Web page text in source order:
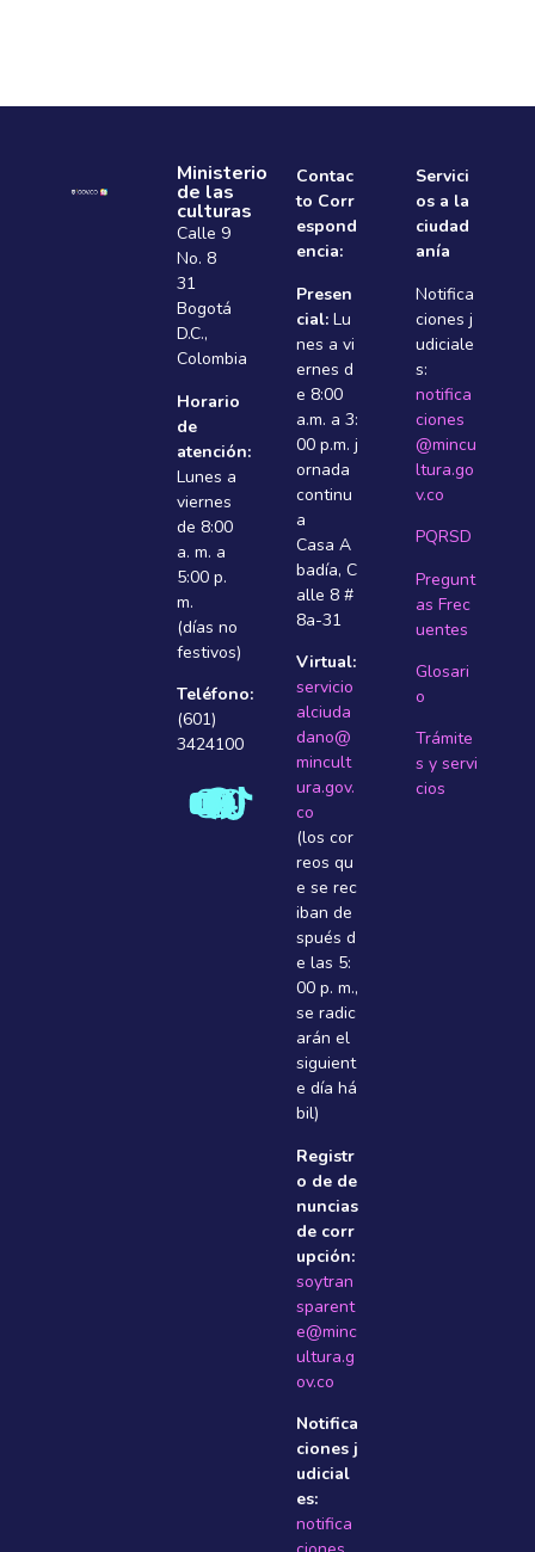
Ministerio
de las
culturas
Calle 9
No. 8
31
Bogotá
D.C.,
Colombia
Horario
de
atención:
Lunes a
viernes
de 8:00
a. m. a
5:00 p.
m.
(días no
festivos)
Teléfono:
(601)
3424100
Contac
to Corr
espond
encia:
Presen
cial: Lu
nes a vi
ernes d
e 8:00
a.m. a 3:
00 p.m. j
ornada
continu
a
Casa A
badí­a, C
alle 8 #
8a-31
Virtual:
servicio
alciuda
dano@
mincult
ura.gov.
co
(los cor
reos qu
e se rec
iban de
spués d
e las 5:
00 p. m.,
se radic
arán el
siguient
e dí­a há
bil)
Registr
o de de
nuncias
de corr
upción:
soytran
sparent
e@minc
ultura.g
ov.co
Notifica
ciones j
udicial
es:
notifica
Servici
os a la
ciudad
anía
Notifica
ciones j
udiciale
s:
notifica
ciones
@mincu
ltura.go
v.co
PQRSD
Pregunt
as Frec
uentes
Glosari
o
Trámite
s y servi
cios